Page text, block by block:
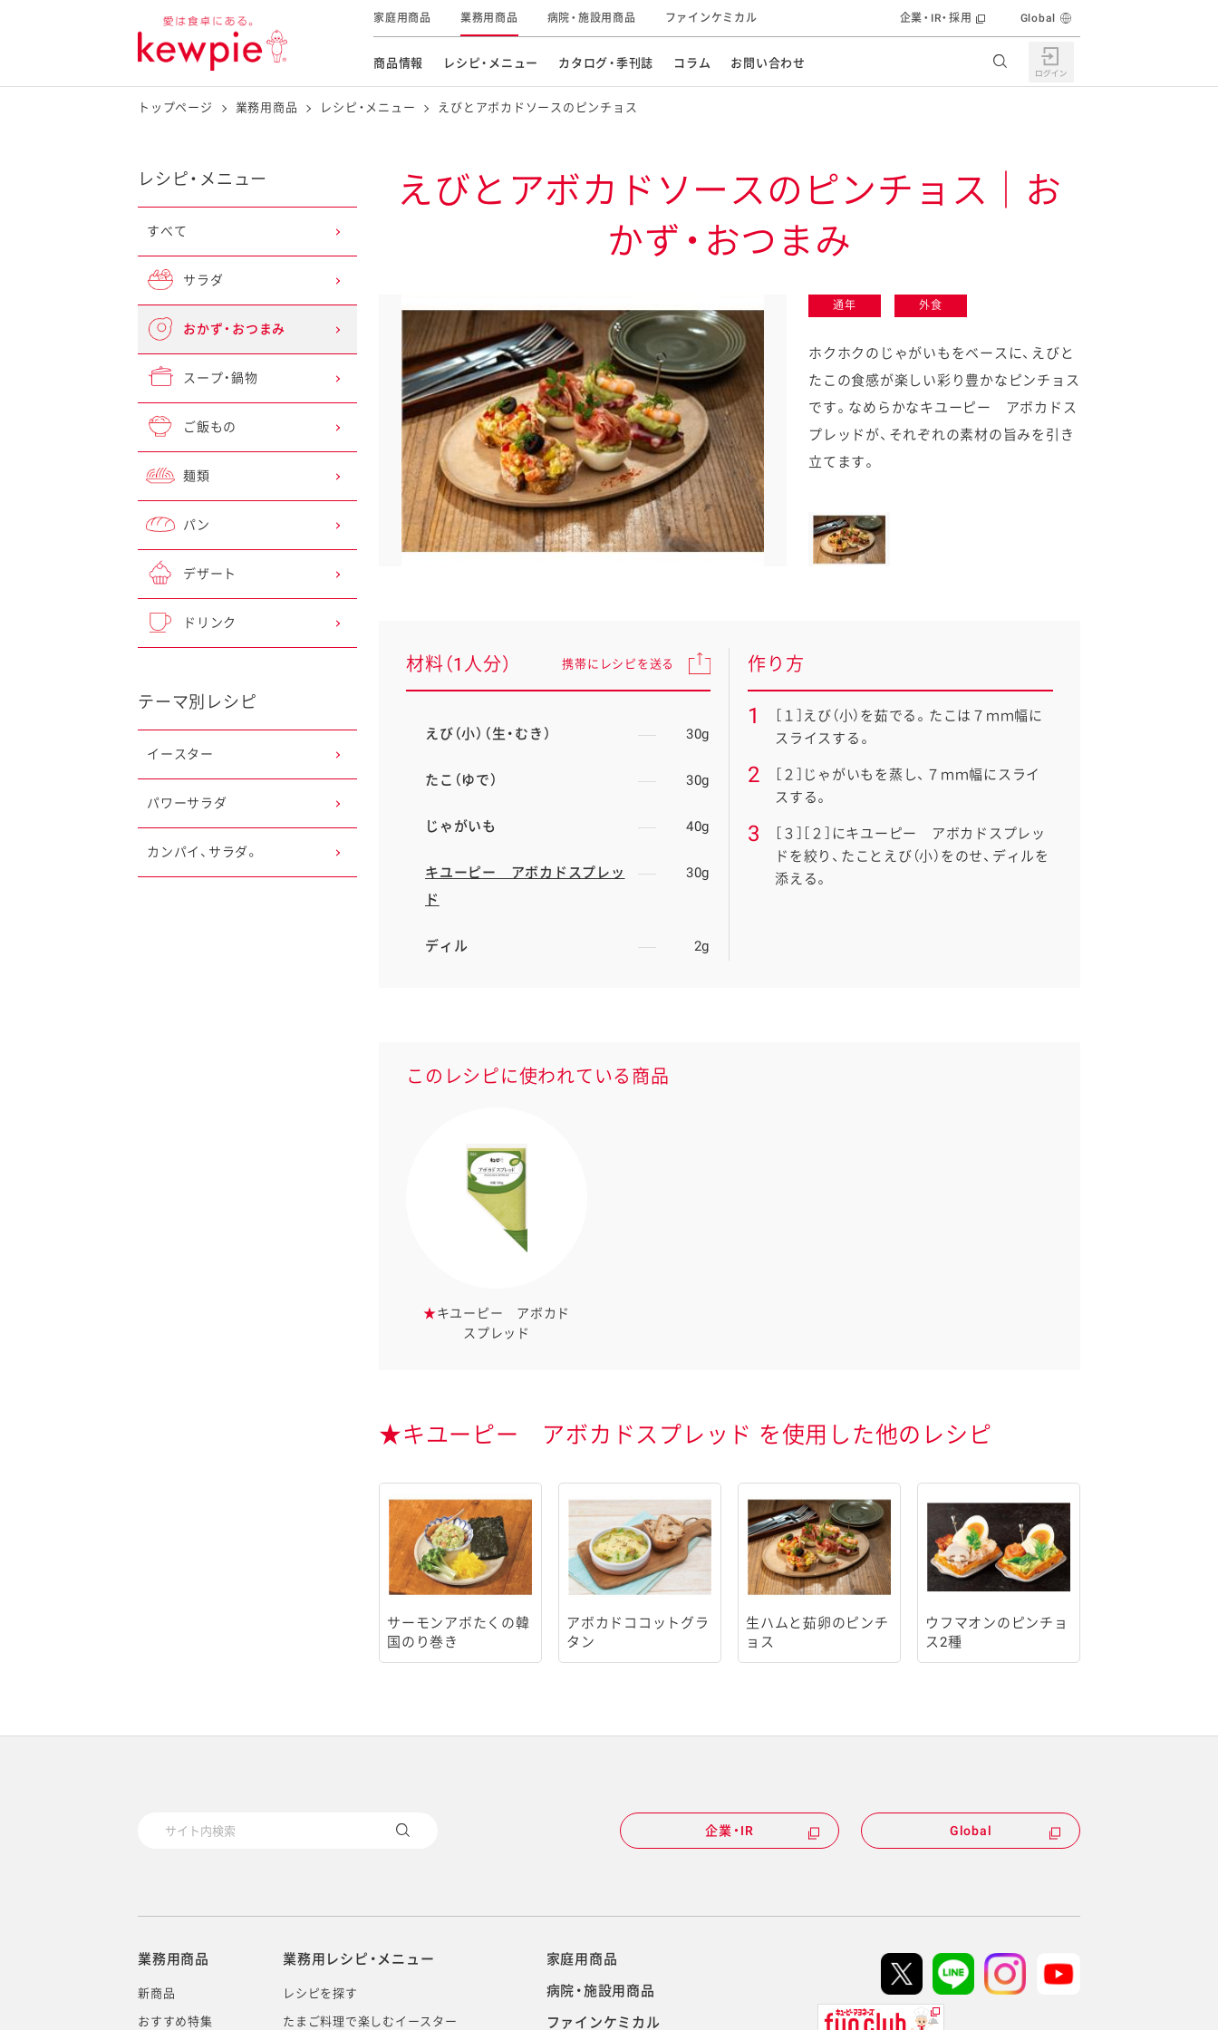
商品情報
商品一覧 おすすめ特集 商品紹介動画一覧
レシピ・メニュー
レシピカテゴリー
パン
おかず・おつまみ
おすすめレシピ特集
カタログ・季刊誌 コラム お問い合わせ
家庭用商品 業務用商品 病院・施設用商品 ファインケミカル 企業・IR・採用
グループの事業
サステナビリティ 研究開発 株主・投資家の皆様へ
採用情報
Global
えびとアボカドソースのピンチョス｜お
かず・おつまみ
通年 外食
ホクホクのじゃがいもをベースに、えびと
たこの食感が楽しい彩り豊かなピンチョス
です。なめらかなキユーピー アボカドス
プレッドが、それぞれの素材の旨みを引き
立てます。
キユーピーからレシピ情報が届きます
アドレスを入力の上、[送信する]ボタンを押してください。
送信する
左の二次元コードをスマートフォンのカメラで読み取るとアクセスできます。
ス に送信する場合は「kewpie.co.jp」を受信を許可するドメインに追加した上でご利用くだ
さい。また、迷惑メール対策としてドメイン指定受信をご利用されることをお勧めします。
ご入力いただいたメールアドレスは、本サービスの提供にのみ利用します。当社はこの情報
を上記以外の目的で利用することはございません。
材料（1人分） 携帯にレシピを送る
えび（小）（生・むき） 30g
たこ（ゆで） 30g
じゃがいも 40g
キユーピー アボカドスプレッ
ド
30g
ディル 2g
作り方
［１］えび（小）を茹でる。たこは７ｍｍ幅に
スライスする。
［２］じゃがいもを蒸し、７ｍｍ幅にスライ
スする。
［３］［２］にキユーピー アボカドスプレッ
ドを絞り、たことえび（小）をのせ、ディルを
添える。
このレシピに使われている商品
★キユーピー アボカド
スプレッド
★キユーピー アボカドスプレッド を使用した他のレシピ
サーモンアボたくの韓
国のり巻き
アボカドココットグラ
タン
生ハムと茹卵のピンチ
ョス
ウフマオンのピンチョ
ス2種
レシピ・メニュー
すべて
サラダ
おかず・おつまみ
スープ・鍋物
ご飯もの
麺類
パン
デザート
ドリンク
テーマ別レシピ
イースター
パワーサラダ
カンパイ、サラダ。
トップページ 業務用商品 レシピ・メニュー えびとアボカドソースのピンチョス
企業・IR Global
業務用商品
新商品
おすすめ特集
業務用レシピ・メニュー
レシピを探す
たまご料理で楽しむイースター
家庭用商品
病院・施設用商品
ファインケミカル